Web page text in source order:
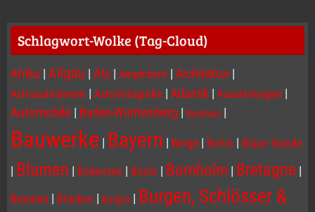
Schlagwort-Wolke (Tag-Cloud)
Afrika | Allgäu | Als | Amphibien | Architektur |
Astroaufnahmen | Astrofotografie | Atlantik | Ausstellungen |
Automobile | Baden-Württemberg | Bauhaus |
Bauwerke | Bayern | Berge | Berlin | Blaue Stunde
| Blumen | Bodensee | Boote | Bornholm | Bretagne |
Brunnen | Brücken | Burgen | Burgen, Schlösser &